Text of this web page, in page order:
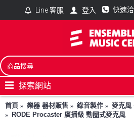
Line 客服 登入 快速
探索網站
首頁 樂器 器材販售 錄音製作 麥克風
RODE Procaster 廣播級 動圈式麥克風